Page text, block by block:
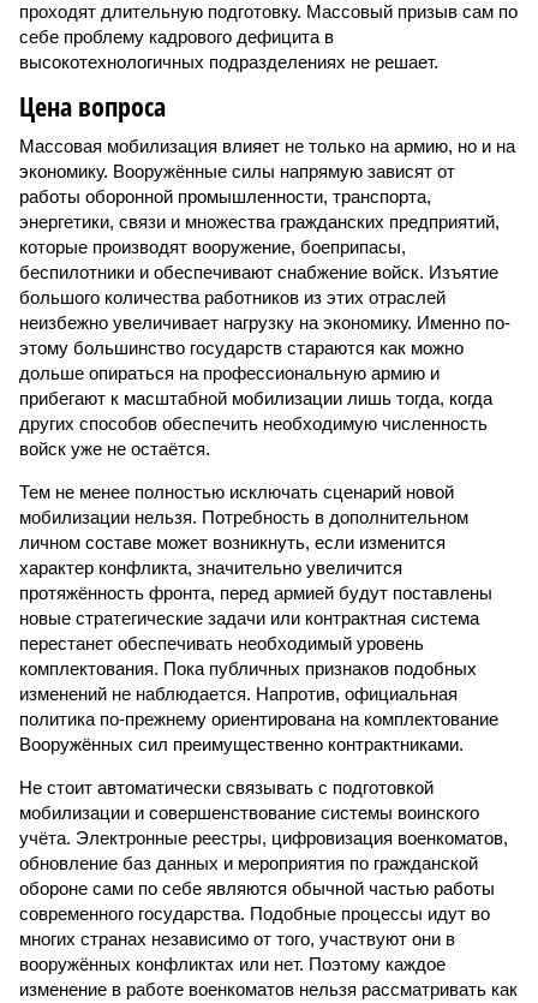
проходят длительную подготовку. Массовый призыв сам по
себе проблему кадрового дефицита в
высокотехнологичных подразделениях не решает.
Цена вопроса
Массовая мобилизация влияет не только на армию, но и на
экономику. Вооружённые силы напрямую зависят от
работы оборонной промышленности, транспорта,
энергетики, связи и множества гражданских предприятий,
которые производят вооружение, боеприпасы,
беспилотники и обеспечивают снабжение войск. Изъятие
большого количества работников из этих отраслей
неизбежно увеличивает нагрузку на экономику. Именно по­
этому большинство государств стараются как можно
дольше опираться на профессиональную армию и
прибегают к масштабной мобилизации лишь тогда, когда
других способов обеспечить необходимую численность
войск уже не остаётся.
Тем не менее полностью исключать сценарий новой
мобилизации нельзя. Потребность в дополнительном
личном составе может возникнуть, если изменится
характер конфликта, значительно увеличится
протяжённость фронта, перед армией будут поставлены
новые стратегические задачи или контрактная система
перестанет обеспечивать необходимый уровень
комплектования. Пока публичных признаков подобных
изменений не наблюдается. Напротив, официальная
политика по-прежнему ориентирована на комплектование
Вооружённых сил преимущественно контрактниками.
Не стоит автоматически связывать с подготовкой
мобилизации и совершенствование системы воинского
учёта. Электронные реестры, цифровизация военкоматов,
обновление баз данных и мероприятия по гражданской
обороне сами по себе являются обычной частью работы
современного государства. Подобные процессы идут во
многих странах независимо от того, участвуют они в
вооружённых конфликтах или нет. Поэтому каждое
изменение в работе военкоматов нельзя рассматривать как